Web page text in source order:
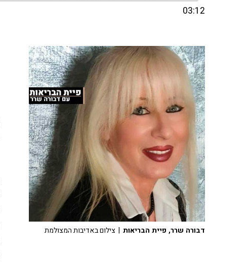
03:12
דבורה שרר, פיית הבריאות | צילום באדיבות המצולמת